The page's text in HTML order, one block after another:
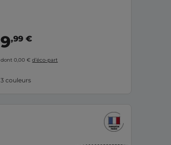
9,99 €
dont 0,00 €d’éco-part
3 couleurs